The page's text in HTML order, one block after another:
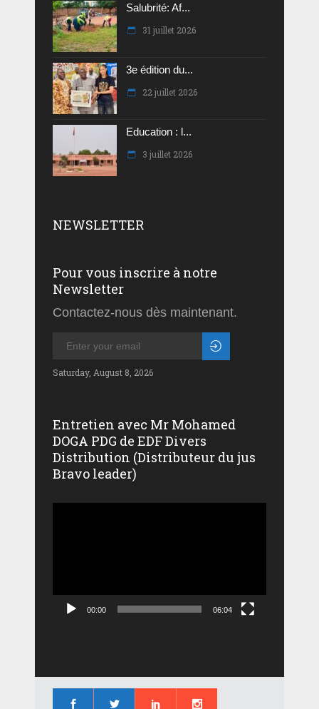
Salubrité: Af...
31 juillet 2026
3e édition du...
22 juillet 2026
Education : l...
3 juillet 2026
NEWSLETTER
Pour vous inscrire à notre
Newsletter
Contactez-nous dès maintenant.
Saturday, August 8, 2026
Entretien avec Mr Mohamed
DOGA PDG de EDF Divers
Distribution (Distributeur du jus
Bravo leader)
00:00 06:04